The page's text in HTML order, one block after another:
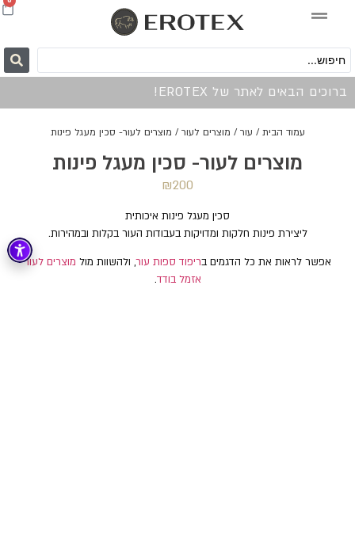
ברוכים הבאים לאתר של EROTEX!
עמוד הבית / עור / מוצרים לעור / מוצרים לעור- סכין מעגל פינות
מוצרים לעור- סכין מעגל פינות
₪200
סכין מעגל פינות איכותית
ליצירת פינות חלקות ומדויקות בעבודות העור בקלות ובמהירות.
אפשר לראות את כל הדגמים בריפוד ספות עור, ולהשוות מול מוצרים לעור
אזמל בודד.